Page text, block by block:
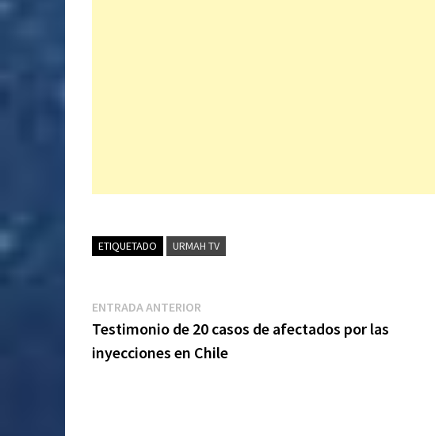
ETIQUETADO URMAH TV
Navegación
de
entradas
ENTRADA ANTERIOREntrada
anterior:
Testimonio de 20 casos de afectados por las
inyecciones en Chile